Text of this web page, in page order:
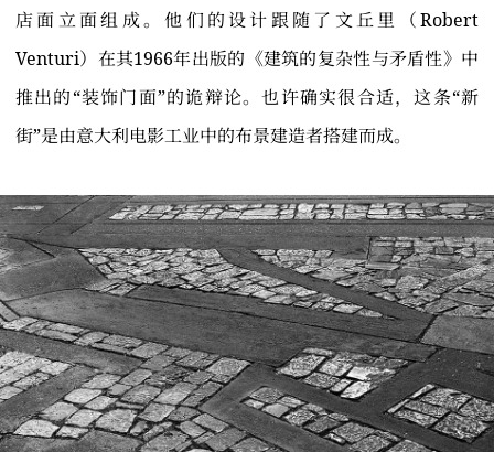
店面立面组成。他们的设计跟随了文丘里（Robert
Venturi）在其1966年出版的《建筑的复杂性与矛盾性》中
推出的“装饰门面”的诡辩论。也许确实很合适，这条“新
街”是由意大利电影工业中的布景建造者搭建而成。